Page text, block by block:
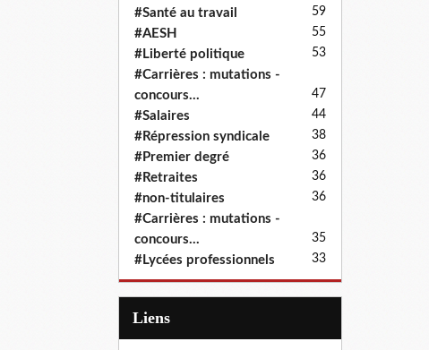
#Santé au travail 59
#AESH 55
#Liberté politique 53
#Carrières : mutations -
concours...
47
#Salaires 44
#Répression syndicale 38
#Premier degré 36
#Retraites 36
#non-titulaires 36
#Carrières : mutations -
concours...
35
#Lycées professionnels 33
Liens